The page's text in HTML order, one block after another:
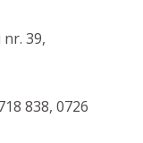
39,
838, 0726